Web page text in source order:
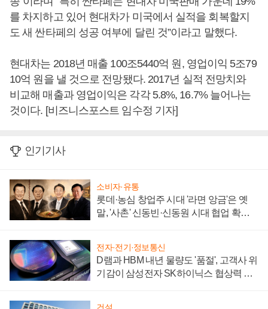
를 차지하고 있어 현대차가 미국에서 실적을 회복할지
도 새 싼타페의 성공 여부에 달린 것”이라고 말했다.
현대차는 2018년 매출 100조5440억 원, 영업이익 5조79
10억 원을 낼 것으로 전망됐다. 2017년 실적 전망치와
비교해 매출과 영업이익은 각각 5.8%, 16.7% 늘어나는
것이다. [비즈니스포스트 임수정 기자]
인기기사
소비자·유통
롯데·농심 창업주 시대 '라면 앙금'은 옛
말, '사촌' 신동빈·신동원 시대 협업 확대
전자·전기·정보통신
D램과 HBM 내년 물량도 '품절', 고객사 위
기감이 삼성전자 SK하이닉스 협상력 더